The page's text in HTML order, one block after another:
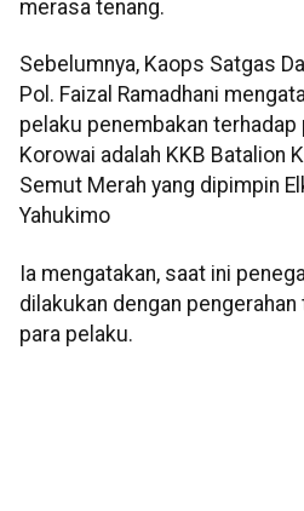
merasa tenang.
Sebelumnya, Kaops Satgas
Pol. Faizal Ramadhani
pelaku penembakan
Korowai adalah KKB Batalion
Semut Merah yang dipimpin
Yahukimo
Ia mengatakan, saat ini
dilakukan dengan
para pelaku.